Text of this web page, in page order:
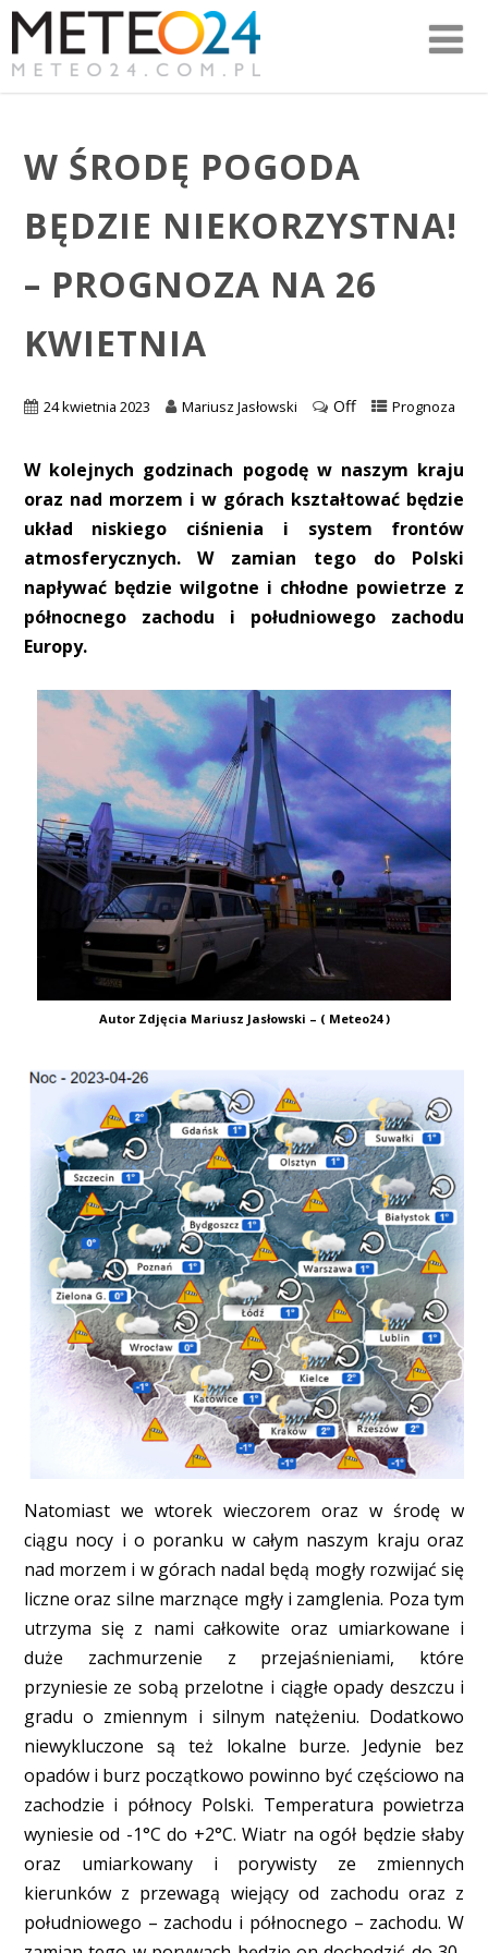
W ŚRODĘ POGODA
BĘDZIE NIEKORZYSTNA!
– PROGNOZA NA 26
KWIETNIA
24 kwietnia 2023 Mariusz Jasłowski Off Prognoza
W kolejnych godzinach pogodę w naszym kraju
oraz nad morzem i w górach kształtować będzie
układ niskiego ciśnienia i system frontów
atmosferycznych. W zamian tego do Polski
napływać będzie wilgotne i chłodne powietrze z
północnego zachodu i południowego zachodu
Europy.
Autor Zdjęcia Mariusz Jasłowski – ( Meteo24 )
Natomiast we wtorek wieczorem oraz w środę w
ciągu nocy i o poranku w całym naszym kraju oraz
nad morzem i w górach nadal będą mogły rozwijać się
liczne oraz silne marznące mgły i zamglenia. Poza tym
utrzyma się z nami całkowite oraz umiarkowane i
duże zachmurzenie z przejaśnieniami, które
przyniesie ze sobą przelotne i ciągłe opady deszczu i
gradu o zmiennym i silnym natężeniu. Dodatkowo
niewykluczone są też lokalne burze. Jedynie bez
opadów i burz początkowo powinno być częściowo na
zachodzie i północy Polski. Temperatura powietrza
wyniesie od -1°C do +2°C. Wiatr na ogół będzie słaby
oraz umiarkowany i porywisty ze zmiennych
kierunków z przewagą wiejący od zachodu oraz z
południowego – zachodu i północnego – zachodu. W